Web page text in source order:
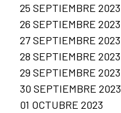
25 SEPTIEMBRE 2023
26 SEPTIEMBRE 2023
27 SEPTIEMBRE 2023
28 SEPTIEMBRE 2023
29 SEPTIEMBRE 2023
30 SEPTIEMBRE 2023
01 OCTUBRE 2023